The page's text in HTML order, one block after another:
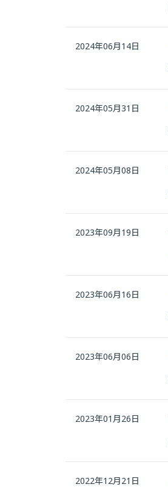
2024年06月14日
2024年05月31日
2024年05月08日
2023年09月19日
2023年06月16日
2023年06月06日
2023年01月26日
2022年12月21日